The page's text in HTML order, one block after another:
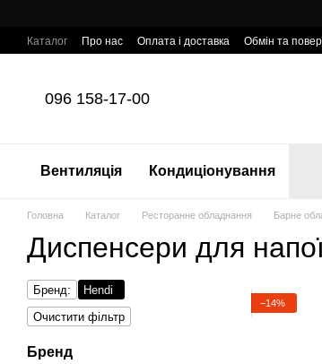
Каталог Про нас Оплата і доставка Обмін та
096 158-17-00
Вентиляція Кондиціонування
Головна Каталог Ресторанне обладнання Барне
Диспенсери для
−14%
Бренд:
Hendi
Очистити фільтр
Бренд